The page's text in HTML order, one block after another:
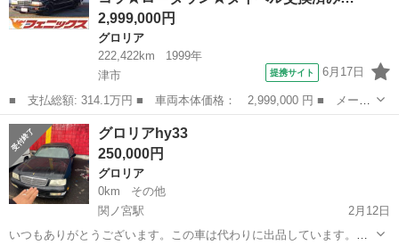
2,999,000円
グロリア
222,422km
1999年
津市
提携サイト 6月17日
■ 支払総額: 314.1万円 ■ 車両本体価格： 2,999,000 円 ■ メーカ
ー名： 日産 ■ 車種名： グロリアワゴン ■ グレード名： ＳＧ
Ｌリミテッド★ベンコラ★ローダウン★タイベル交換済み★ ３列シ
ート★８...
三重 津市 グロリア
グロリアhy33
250,000円
グロリア
0km
その他
関ノ宮駅
2月12日
いつもありがとうございます。この車は代わりに出品しています。現